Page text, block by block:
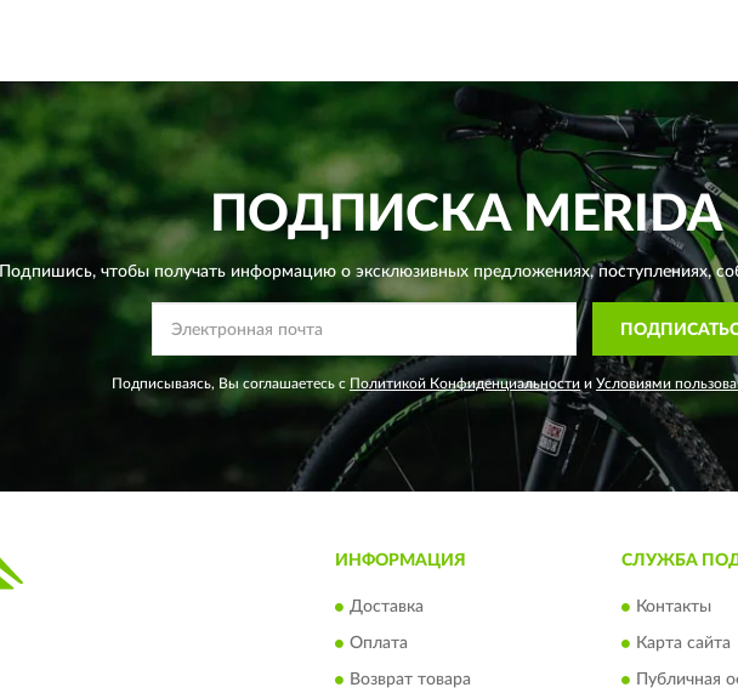
ПОДПИСКАMERIDA
Подпишись, чтобы получать информацию о эксклюзивных предложениях,поступлениях,
Подписываясь, Вы соглашаетесь с Политикой Конфиденциальности и Условиями
ИНФОРМАЦИЯ
Доставка
Оплата
Возврат товара
СЛУЖБА
Контакты
Карта сайта
Публичная